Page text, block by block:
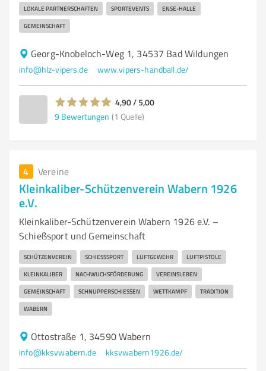
LOKALE PARTNERSCHAFTEN SPORTEVENTS ENSE-HALLE
GEMEINSCHAFT
Georg-Knobeloch-Weg 1, 34537 Bad Wildungen
info@hlz-vipers.de www.vipers-handball.de/
4,90 / 5,00
9 Bewertungen (1 Quelle)
4 Vereine
Kleinkaliber-Schützenverein Wabern 1926
e.V.
Kleinkaliber-Schützenverein Wabern 1926 e.V. –
Schießsport und Gemeinschaft
SCHÜTZENVEREIN SCHIESSSPORT LUFTGEWEHR LUFTPISTOLE
KLEINKALIBER NACHWUCHSFÖRDERUNG VEREINSLEBEN
GEMEINSCHAFT SCHNUPPERSCHIESSEN WETTKAMPF TRADITION
WABERN
Ottostraße 1, 34590 Wabern
info@kksvwabern.de kksvwabern1926.de/